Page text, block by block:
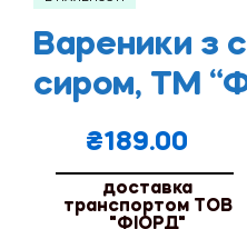
Вареники з
сиром, ТМ
₴189.00
доставка
транспортом ТОВ
"ФІОРД"